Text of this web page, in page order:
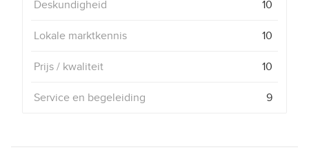
Deskundigheid 10
Lokale marktkennis 10
Prijs / kwaliteit 10
Service en begeleiding 9